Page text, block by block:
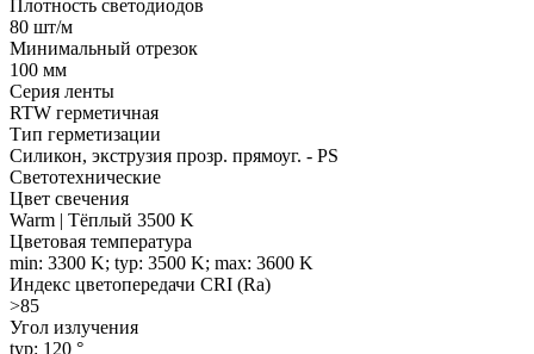
Плотность светодиодов
80 шт/м
Минимальный отрезок
100 мм
Серия ленты
RTW герметичная
Тип герметизации
Силикон, экструзия прозр. прямоуг. - PS
Светотехнические
Цвет свечения
Warm | Тёплый 3500 K
Цветовая температура
min: 3300 K; typ: 3500 K; max: 3600 K
Индекс цветопередачи CRI (Ra)
>85
Угол излучения
typ: 120 °